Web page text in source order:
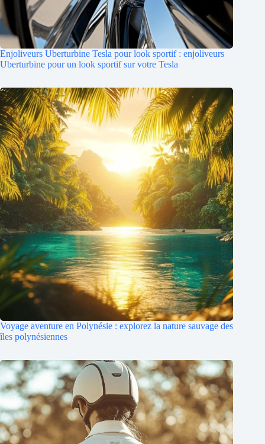
Enjoliveurs Uberturbine Tesla pour look sportif : enjoliveurs
Uberturbine pour un look sportif sur votre Tesla
Voyage aventure en Polynésie : explorez la nature sauvage des
îles polynésiennes